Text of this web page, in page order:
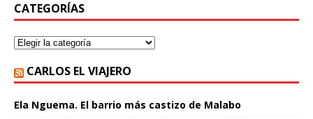
CATEGORÍAS
CARLOS EL VIAJERO
Ela Nguema. El barrio más castizo de Malabo